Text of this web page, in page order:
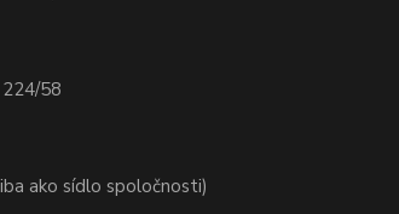
58
ako sídlo spoločnosti)